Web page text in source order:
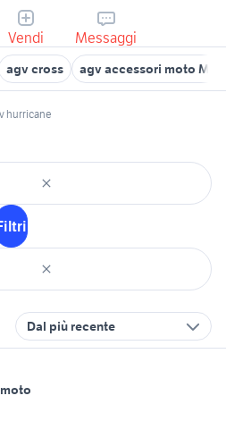
Vendi Messaggi
agv cross agv accessori moto
hurricane
Dal più recente